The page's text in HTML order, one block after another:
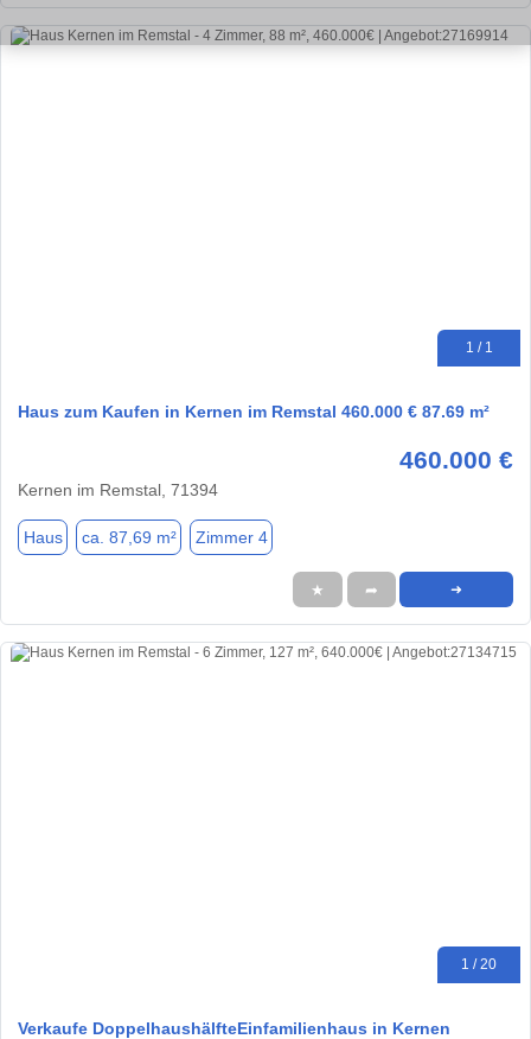
1 / 1
Haus zum Kaufen in Kernen im Remstal 460.000 € 87.69 m²
460.000 €
Kernen im Remstal, 71394
Haus ca. 87,69 m² Zimmer 4
★ ➦ ➜
1 / 20
Verkaufe DoppelhaushälfteEinfamilienhaus in Kernen